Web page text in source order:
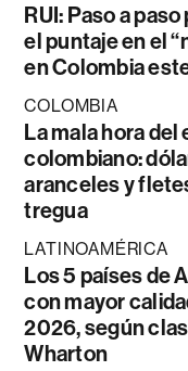
RUI: Paso a
el puntaje en el
en Colombia
COLOMBIA
La mala hora
colombiano:
aranceles y
tregua
LATINOAMÉRICA
Los 5 países de
con mayor
2026, según
Wharton